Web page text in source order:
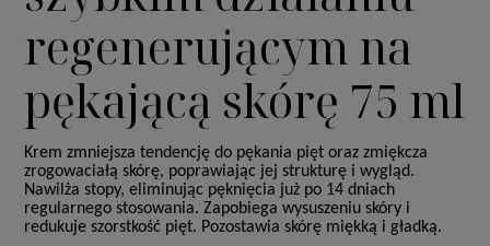
regenerującym na
pękającą skórę 75 ml
Krem zmniejsza tendencję do pękania pięt oraz zmiękcza
zrogowaciałą skórę, poprawiając jej strukturę i wygląd.
Nawilża stopy, eliminując pęknięcia już po 14 dniach
regularnego stosowania. Zapobiega wysuszeniu skóry i
redukuje szorstkość pięt. Pozostawia skórę miękką i gładką.